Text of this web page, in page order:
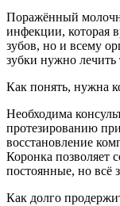
Поражённый
инфекции, которая
зубов, но и всему
зубки нужно
Как понять, нужна
Необходима
протезированию
восстановление
Коронка позволяет
постоянные, но всё
Как долго